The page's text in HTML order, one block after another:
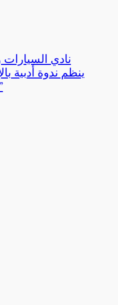
نادي
ينظم ندوة أدبية
رواية